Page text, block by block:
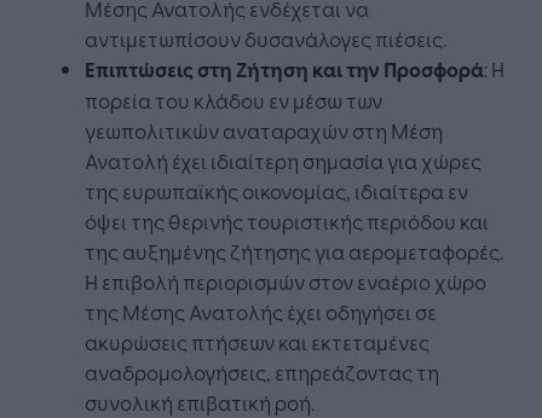
Μέσης Ανατολής ενδέχεται να
αντιμετωπίσουν δυσανάλογες πιέσεις.
Επιπτώσεις στη Ζήτηση και την Προσφορά: Η
πορεία του κλάδου εν μέσω των
γεωπολιτικών αναταραχών στη Μέση
Ανατολή έχει ιδιαίτερη σημασία για χώρες
της ευρωπαϊκής οικονομίας, ιδιαίτερα εν
όψει της θερινής τουριστικής περιόδου και
της αυξημένης ζήτησης για αερομεταφορές.
Η επιβολή περιορισμών στον εναέριο χώρο
της Μέσης Ανατολής έχει οδηγήσει σε
ακυρώσεις πτήσεων και εκτεταμένες
αναδρομολογήσεις, επηρεάζοντας τη
συνολική επιβατική ροή.